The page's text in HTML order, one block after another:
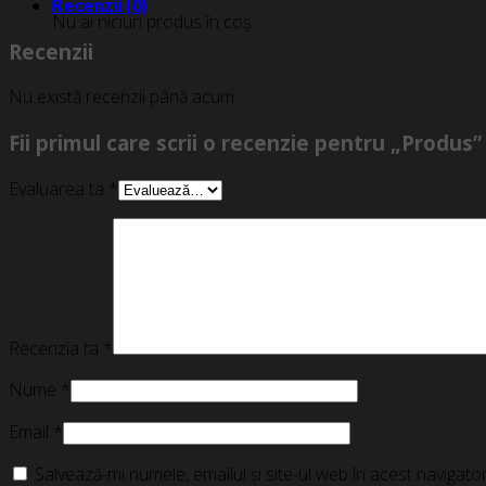
Nu ai niciun produs în coș.
Recenzii (0)
Recenzii
Nu există recenzii până acum.
Fii primul care scrii o recenzie pentru „Produs”
Evaluarea ta *
Recenzia ta *
Nume *
Email *
Salvează-mi numele, emailul și site-ul web în acest